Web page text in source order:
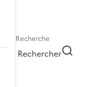
Rechercher